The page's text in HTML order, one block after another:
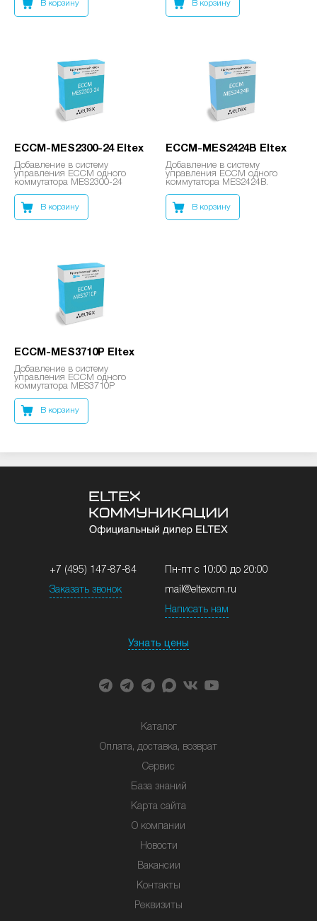
В корзину В корзину
ECCM-MES2300-24 Eltex
Добавление в систему
управления ECCM одного
коммутатора MES2300-24
В корзину
ECCM-MES2424B Eltex
Добавление в систему
управления ECCM одного
коммутатора MES2424B.
В корзину
ECCM-MES3710P Eltex
Добавление в систему
управления ECCM одного
коммутатора MES3710P
В корзину
+7 (495) 147-87-84
Заказать звонок
Пн-пт с 10:00 до 20:00
mail@eltexcm.ru
Написать нам
Узнать цены
Каталог
Оплата, доставка, возврат
Сервис
База знаний
Карта сайта
О компании
Новости
Вакансии
Контакты
Реквизиты